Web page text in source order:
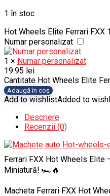
1 în stoc
Hot Wheels Elite Ferrari FXX
Numar personalizat
1 × Numar personalizat
19.95 lei
Cantitate Hot Wheels Elite
Adaugă în coș
Add to wishlistAdded to
Descriere
Recenzii (0)
Ferrari FXX Hot Wheels
Miniatură! 🏎️🔥
Macheta Ferrari FXX Hot